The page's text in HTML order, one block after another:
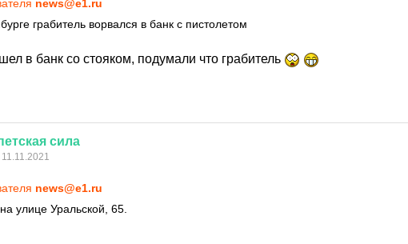
news@e1.ru
грабитель ворвался в банк с пистолетом
в банк со стояком, подумали что грабитель
сила
news@e1.ru
улице Уральской, 65.